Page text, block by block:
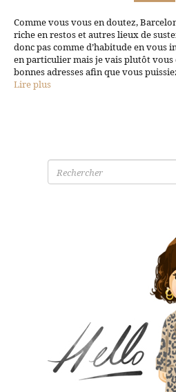
Comme vous vous en doutez,
riche en restos et autres lieux de
donc pas comme d’habitude en vous
en particulier mais je vais plutôt
bonnes adresses afin que vous
Lire plus
Recherche
pour: